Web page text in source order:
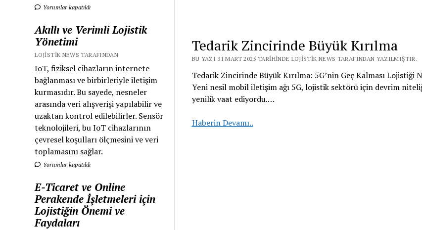
Yorumlar kapatıldı
Akıllı ve Verimli Lojistik
Yönetimi
LOJISTIK NEWS TARAFINDAN
IoT, fiziksel cihazların internete
bağlanması ve birbirleriyle iletişim
kurmasıdır. Bu sayede, nesneler
arasında veri alışverişi yapılabilir ve
uzaktan kontrol edilebilirler. Sensör
teknolojileri, bu IoT cihazlarının
çevresel koşulları ölçmesini ve veri
toplamasını sağlar.
Yorumlar kapatıldı
E-Ticaret ve Online
Perakende İşletmeleri için
Lojistiğin Önemi ve
Faydaları
Tedarik Zincirinde Büyük Kırılma
BU YAZI 31 MART 2025 TARIHINDE LOJISTIK NEWS TARAFINDAN YAZILMIŞTIR.
Tedarik Zincirinde Büyük Kırılma: 5G’nin Geç Kalması Lojistiği
Yeni nesil mobil iletişim ağı 5G, lojistik sektörü için devrim
yenilik vaat ediyordu.…
Haberin Devamı..Tedarik